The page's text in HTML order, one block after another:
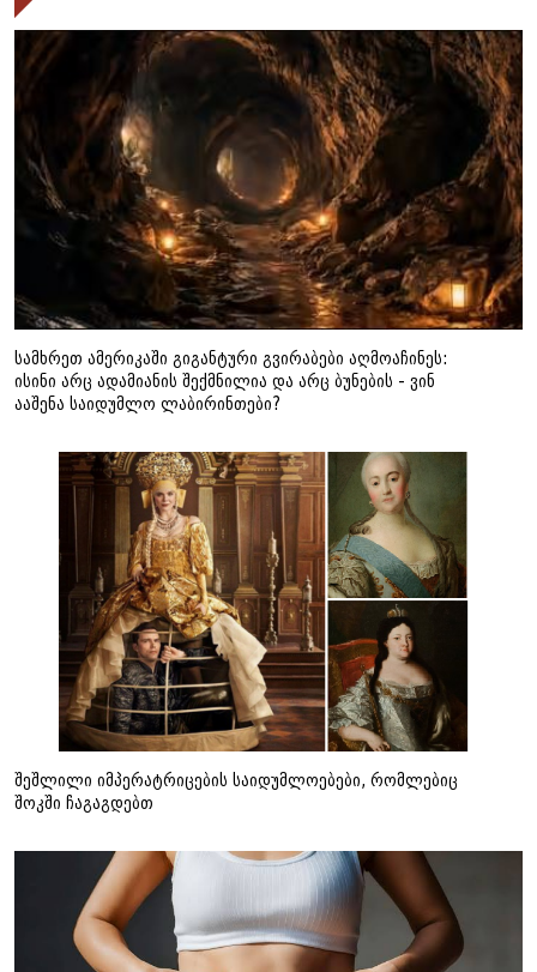
სამხრეთ ამერიკაში გიგანტური გვირაბები აღმოაჩინეს:
ისინი არც ადამიანის შექმნილია და არც ბუნების - ვინ
ააშენა საიდუმლო ლაბირინთები?
შეშლილი იმპერატრიცების საიდუმლოებები, რომლებიც
შოკში ჩაგაგდებთ